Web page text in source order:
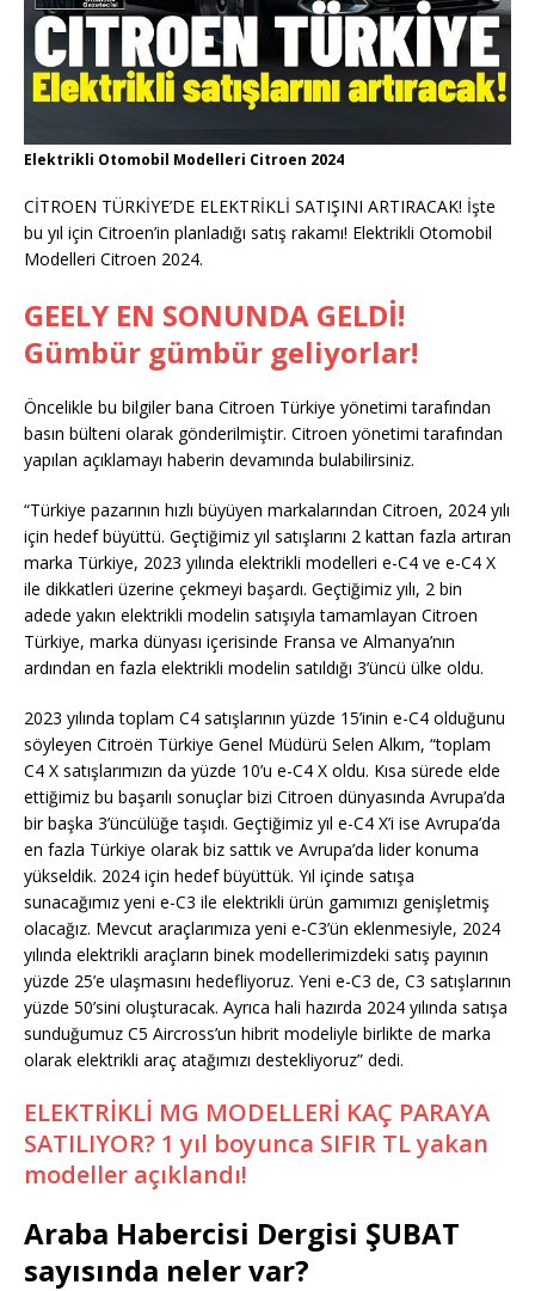
Elektrikli Otomobil Modelleri Citroen 2024
CİTROEN TÜRKİYE’DE ELEKTRİKLİ SATIŞINI ARTIRACAK! İşte
bu yıl için Citroen’in planladığı satış rakamı! Elektrikli Otomobil
Modelleri Citroen 2024.
GEELY EN SONUNDA GELDİ!
Gümbür gümbür geliyorlar!
Öncelikle bu bilgiler bana Citroen Türkiye yönetimi tarafından
basın bülteni olarak gönderilmiştir. Citroen yönetimi tarafından
yapılan açıklamayı haberin devamında bulabilirsiniz.
“Türkiye pazarının hızlı büyüyen markalarından Citroen, 2024 yılı
için hedef büyüttü. Geçtiğimiz yıl satışlarını 2 kattan fazla artıran
marka Türkiye, 2023 yılında elektrikli modelleri e-C4 ve e-C4 X
ile dikkatleri üzerine çekmeyi başardı. Geçtiğimiz yılı, 2 bin
adede yakın elektrikli modelin satışıyla tamamlayan Citroen
Türkiye, marka dünyası içerisinde Fransa ve Almanya’nın
ardından en fazla elektrikli modelin satıldığı 3’üncü ülke oldu.
2023 yılında toplam C4 satışlarının yüzde 15’inin e-C4 olduğunu
söyleyen Citroën Türkiye Genel Müdürü Selen Alkım, “toplam
C4 X satışlarımızın da yüzde 10’u e-C4 X oldu. Kısa sürede elde
ettiğimiz bu başarılı sonuçlar bizi Citroen dünyasında Avrupa’da
bir başka 3’üncülüğe taşıdı. Geçtiğimiz yıl e-C4 X’i ise Avrupa’da
en fazla Türkiye olarak biz sattık ve Avrupa’da lider konuma
yükseldik. 2024 için hedef büyüttük. Yıl içinde satışa
sunacağımız yeni e-C3 ile elektrikli ürün gamımızı genişletmiş
olacağız. Mevcut araçlarımıza yeni e-C3’ün eklenmesiyle, 2024
yılında elektrikli araçların binek modellerimizdeki satış payının
yüzde 25’e ulaşmasını hedefliyoruz. Yeni e-C3 de, C3 satışlarının
yüzde 50’sini oluşturacak. Ayrıca hali hazırda 2024 yılında satışa
sunduğumuz C5 Aircross’un hibrit modeliyle birlikte de marka
olarak elektrikli araç atağımızı destekliyoruz” dedi.
ELEKTRİKLİ MG MODELLERİ KAÇ PARAYA
SATILIYOR? 1 yıl boyunca SIFIR TL yakan
modeller açıklandı!
Araba Habercisi Dergisi ŞUBAT
sayısında neler var?